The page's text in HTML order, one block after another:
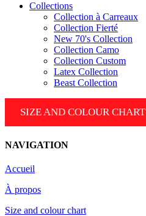
Collections
Collection à Carreaux
Collection Fierté
New 70's Collection
Collection Camo
Collection Custom
Latex Collection
Beast Collection
SIZE AND COLOUR CHART
NAVIGATION
Accueil
À propos
Size and colour chart